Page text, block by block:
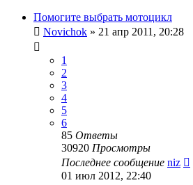
Помогите выбрать мотоцикл
Novichok » 21 апр 2011, 20:28
1
2
3
4
5
6
85 Ответы
30920 Просмотры
Последнее сообщение niz
01 июл 2012, 22:40